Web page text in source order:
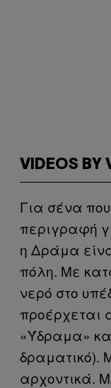
VIDEOS BY
Για σένα
περιγραφή
η Δράμα
πόλη. Με
νερό στο
προέρχεται
«Ύδραμα»
δραματικό).
αρχοντικά.